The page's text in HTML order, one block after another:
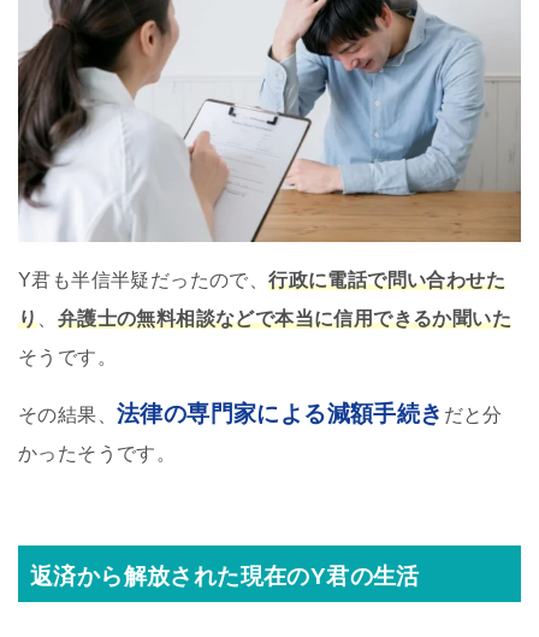
Y君も半信半疑だったので、行政に電話で問い合わせた
り、 弁護士の無料相談などで本当に信用できるか聞いた
そうです。
その結果、 法律の専門家による減額手続き だと分
かったそうです。
返済から解放された現在のY君の生活